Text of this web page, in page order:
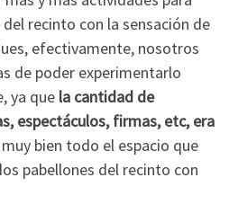
recinto con la sensación de
efectivamente, nosotros
de poder experimentarlo
ya que la cantidad de
espectáculos, firmas, etc, era
bien todo el espacio que
pabellones del recinto con